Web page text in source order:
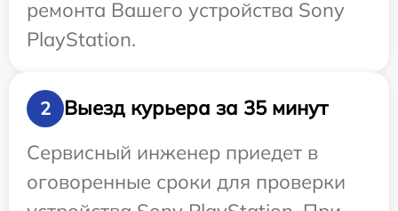
ремонта Вашего устройства Sony
PlayStation.
2
Выезд курьера за 35 минут
Сервисный инженер приедет в
оговоренные сроки для проверки